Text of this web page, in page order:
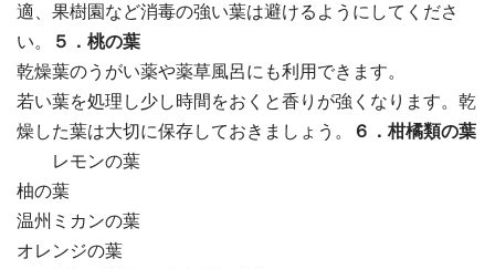
適、果樹園など消毒の強い葉は避けるようにしてくださ
い。
５．桃の葉
乾燥葉のうがい薬や薬草風呂にも利用できます。
若い葉を処理し少し時間をおくと香りが強くなります。乾
燥した葉は大切に保存しておきましょう。
６．柑橘類の葉
レモンの葉
柚の葉
温州ミカンの葉
オレンジの葉